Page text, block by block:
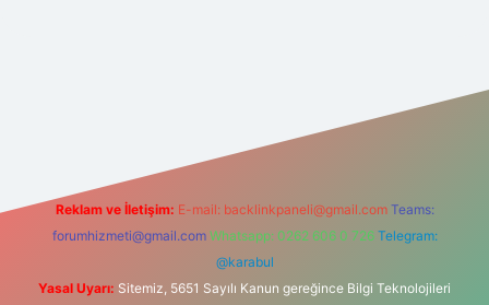
Reklam ve İletişim: E-mail: backlinkpaneli@gmail.com Teams:
forumhizmeti@gmail.com Whatsapp: 0262 606 0 726 Telegram:
@karabul
Yasal Uyarı: Sitemiz, 5651 Sayılı Kanun gereğince Bilgi Teknolojileri